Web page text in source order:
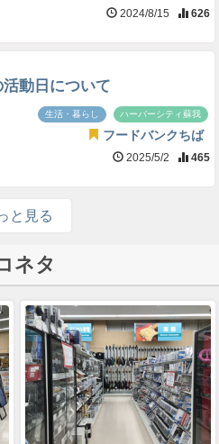
2024/8/15 626
動日について
生活・暮らし ハーバーシティ蘇我
フードバンクちば
2025/5/2 465
と見る
ネタ